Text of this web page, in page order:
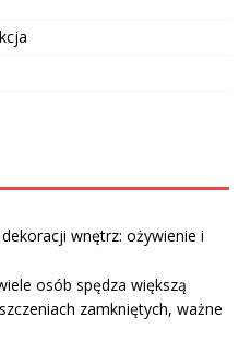
wnętrz: ożywienie i
osób spędza większą
zamkniętych, ważne